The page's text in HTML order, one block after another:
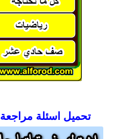
تحميل اسئلة مراجعة 3 رياضيات حادي عشر عام